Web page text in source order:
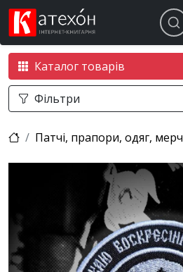
Каталог товарів
Фільтри
Патчі, прапори, одяг, мерч